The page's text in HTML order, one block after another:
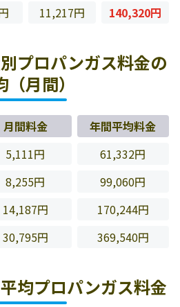
11,217円 140,320円
プロパンガス料金の
（月間）
月間料金
年間平均料金
5,111円
61,332円
8,255円
99,060円
14,187円
170,244円
30,795円 369,540円
均プロパンガス料金